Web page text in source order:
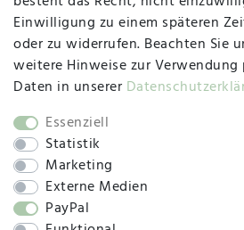
Montag, Dienstag, Donnerstag,
09:00 Uhr bis 13:00 Uhr
Mittwoch
09:00 Uhr bis 12:00 Uhr
SOCIAL
Einwilligung zu einem späteren
oder zu widerrufen. Beachten Sie
weitere Hinweise zur Verwendung
Daten in unserer
Essenziell
Statistik
Marketing
Externe Medien
PayPal